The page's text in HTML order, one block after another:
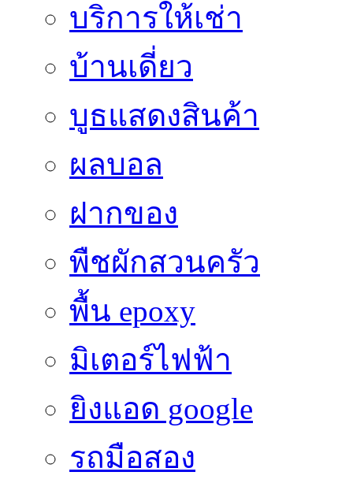
บริการให้เช่า
บ้านเดี่ยว
บูธแสดงสินค้า
ผลบอล
ฝากของ
พืชผักสวนครัว
พื้น epoxy
มิเตอร์ไฟฟ้า
ยิงแอด google
รถมือสอง